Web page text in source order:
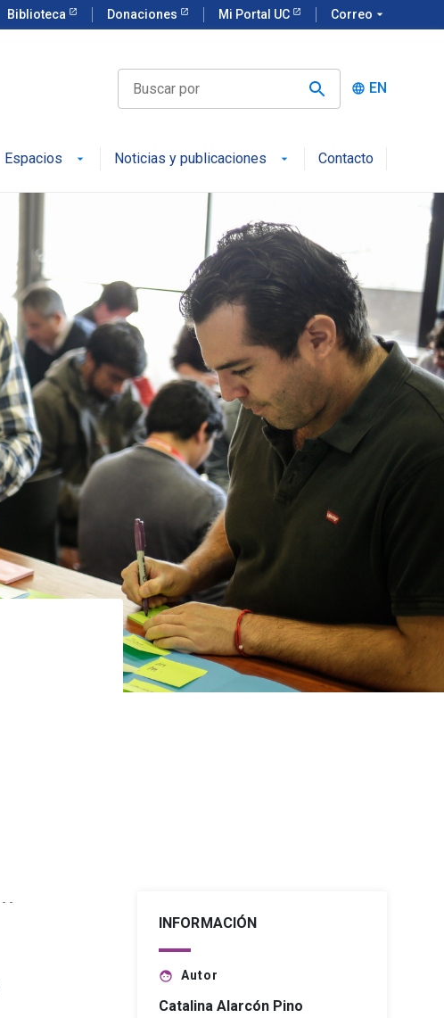
Biblioteca Donaciones Mi Portal UC Correo arrow_drop_down
language EN
Espacios Noticias y publicaciones Contacto
INFORMACIÓN
face Autor
Catalina Alarcón Pino